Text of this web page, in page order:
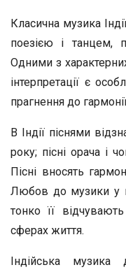
Класична музика
поезією і танцем,
Одними з
інтерпретації є
прагнення до
В Індії піснями
року; пісні орача і
Пісні вносять
Любов до музики у
тонко її
сферах життя.
Індійська